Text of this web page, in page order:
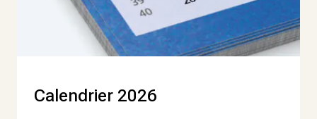
Calendrier 2026